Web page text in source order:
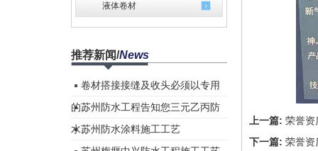
液体卷材
推荐新闻/News
卷材搭接接缝及收头必须以专用
的...苏州防水工程告知您三元乙丙防
水...苏州防水涂料施工工艺
上一篇: 荣誉资
下一篇: 荣誉资